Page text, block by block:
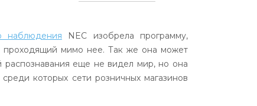
наблюдения NEC изобрела программу,
проходящий мимо нее. Так же она может
распознавания еще не видел мир, но она
которых сети розничных магазинов